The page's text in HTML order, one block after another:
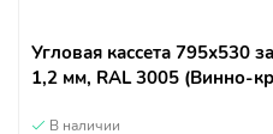
Угловая кассета 795х530
1,2 мм, RAL 3005 (Винно-
В наличии